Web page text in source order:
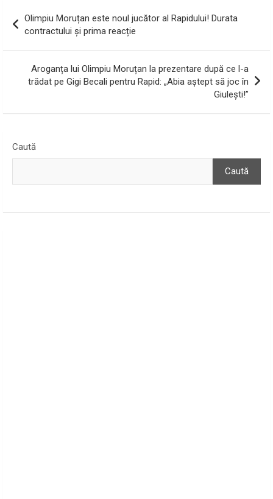
în
articole
Olimpiu Moruțan este noul jucător al Rapidului! Durata
contractului și prima reacție
Aroganța lui Olimpiu Moruțan la prezentare după ce l-a
trădat pe Gigi Becali pentru Rapid: „Abia aștept să joc în
Giulești!”
Caută
Caută